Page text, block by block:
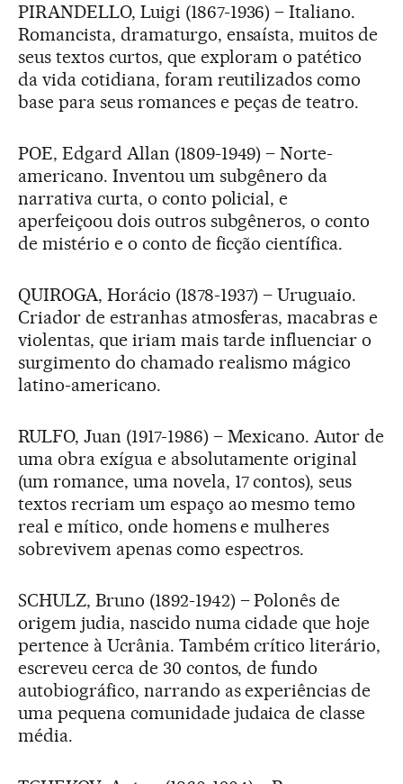
PIRANDELLO, Luigi (1867-1936) – Italiano.
Romancista, dramaturgo, ensaísta, muitos de
seus textos curtos, que exploram o patético
da vida cotidiana, foram reutilizados como
base para seus romances e peças de teatro.
POE, Edgard Allan (1809-1949) – Norte-
americano. Inventou um subgênero da
narrativa curta, o conto policial, e
aperfeiçoou dois outros subgêneros, o conto
de mistério e o conto de ficção científica.
QUIROGA, Horácio (1878-1937) – Uruguaio.
Criador de estranhas atmosferas, macabras e
violentas, que iriam mais tarde influenciar o
surgimento do chamado realismo mágico
latino-americano.
RULFO, Juan (1917-1986) – Mexicano. Autor de
uma obra exígua e absolutamente original
(um romance, uma novela, 17 contos), seus
textos recriam um espaço ao mesmo temo
real e mítico, onde homens e mulheres
sobrevivem apenas como espectros.
SCHULZ, Bruno (1892-1942) – Polonês de
origem judia, nascido numa cidade que hoje
pertence à Ucrânia. Também crítico literário,
escreveu cerca de 30 contos, de fundo
autobiográfico, narrando as experiências de
uma pequena comunidade judaica de classe
média.